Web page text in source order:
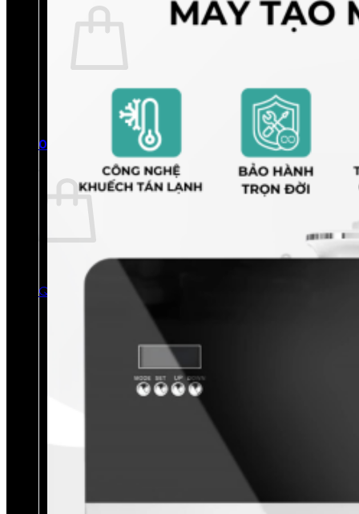
Chưa có sản phẩm trong giỏ hàng.
Quay trở lại cửa hàng
0
Giỏ hàng
Chưa có sản phẩm trong giỏ hàng.
Quay trở lại cửa hàng